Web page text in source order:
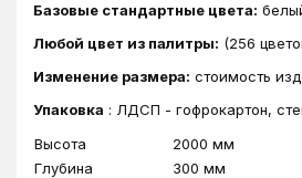
Базовые стандартные цвета:
Любой цвет из палитры: (256
Изменение размера: стоимость
Упаковка : ЛДСП - гофрокартон,
Высота
2000 мм
Глубина
300 мм